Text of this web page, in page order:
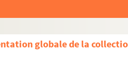
globale de la